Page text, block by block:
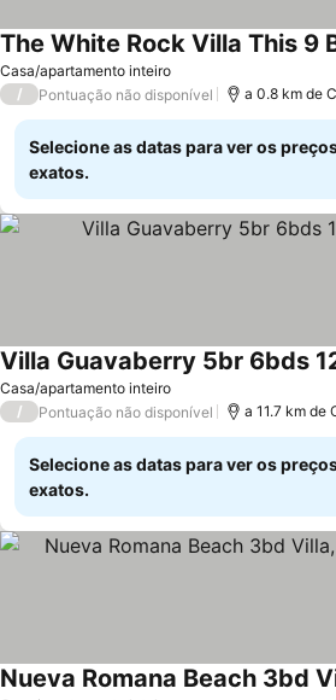
Casa/apartamento inteiro
Ver preços
/ Pontuação não disponível a 0.8 km de
Selecione as datas para ver os
exatos.
Casa/apartamento inteiro
Villa Guavaberry 5br 6bds
/ Pontuação não disponível a 11.7 km de
Selecione as datas para ver os
exatos.